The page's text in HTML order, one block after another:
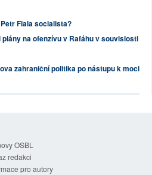
Fiala socialista?
plány na ofenzívu v Rafáhu v souvislosti
zahraniční politika po nástupu k moci
OSBL
redakci
pro autory